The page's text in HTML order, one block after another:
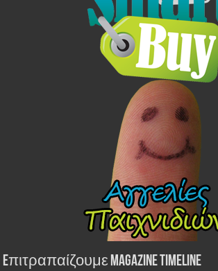
Eπιτραπαίζουμε Magazine Timeline